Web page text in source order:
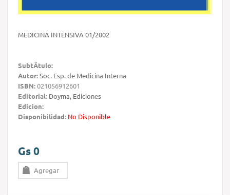
MEDICINA INTENSIVA 01/2002
SubtÃ­tulo:
Autor:Soc. Esp. de Medicina Interna
ISBN:021056912601
Editorial: Doyma, Ediciones
Edicion:
Disponibilidad: No Disponible
Gs 0
Agregar